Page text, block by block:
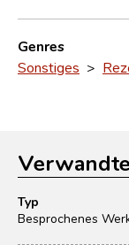
Genres
Sonstiges >
Typ
Besprochenes